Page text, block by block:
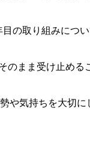
の取り組みにつ
まま受け止め
や気持ちを大切に